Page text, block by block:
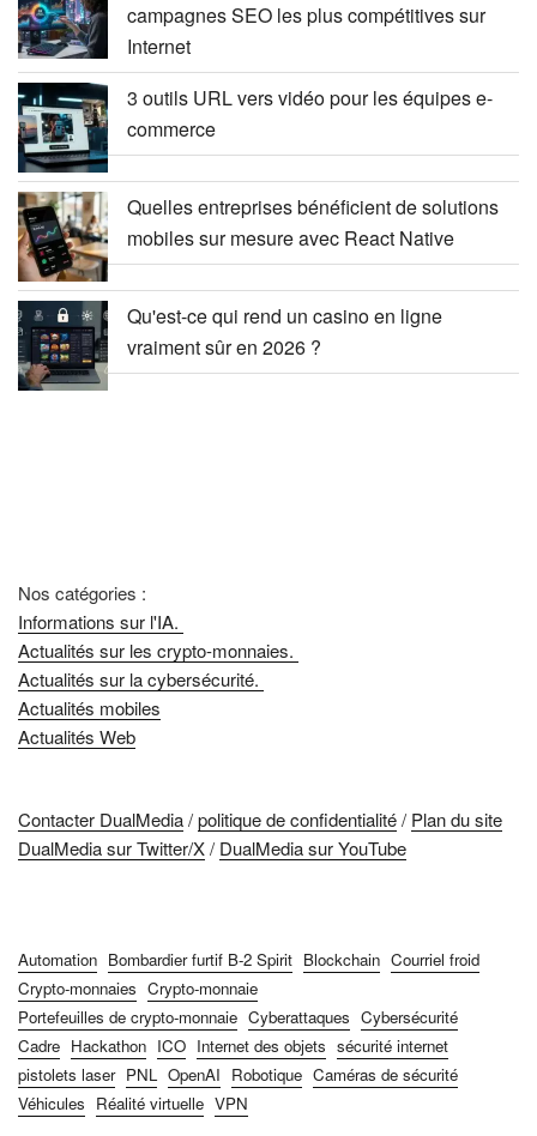
campagnes SEO les plus compétitives sur
Internet
3 outils URL vers vidéo pour les équipes e-
commerce
Quelles entreprises bénéficient de solutions
mobiles sur mesure avec React Native
Qu'est-ce qui rend un casino en ligne
vraiment sûr en 2026 ?
Nos catégories :
Informations sur l'IA.
Actualités sur les crypto-monnaies.
Actualités sur la cybersécurité.
Actualités mobiles
Actualités Web
Contacter DualMedia/politique de confidentialité/ Plan du site
DualMedia sur Twitter/X/ DualMedia sur YouTube
Automation Bombardier furtif B-2 Spirit Blockchain Courriel froid
Crypto-monnaies Crypto-monnaie
Portefeuilles de crypto-monnaie Cyberattaques Cybersécurité
Cadre Hackathon ICO Internet des objets sécurité internet
pistolets laser PNL OpenAI Robotique Caméras de sécurité
Véhicules Réalité virtuelle VPN